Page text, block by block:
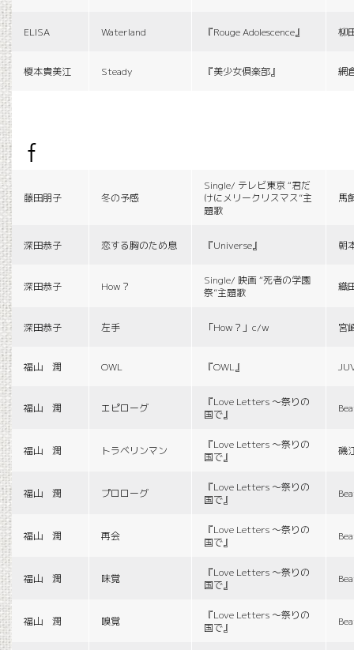
ELISA Waterland 『Rouge Adolescence』 柳
榎本貴美江 Steady 『美少女倶楽部』 網
f
藤田朋子 冬の予感
Single/ テレビ東京 “君だ
けにメリークリスマス”主
題歌
馬
深田恭子 恋する胸のため息 『Universe』 朝
深田恭子 How？
Single/ 映画 “死者の学園
祭”主題歌
織
深田恭子 左手 「How？」c/w 宮
福山 潤 OWL 『OWL』
福山 潤 エピローグ
『Love Letters 〜祭りの
国で』
福山 潤 トラベリンマン
『Love Letters 〜祭りの
国で』
磯
福山 潤 プロローグ
『Love Letters 〜祭りの
国で』
福山 潤 再会
『Love Letters 〜祭りの
国で』
福山 潤 味覚
『Love Letters 〜祭りの
国で』
福山 潤 嗅覚
『Love Letters 〜祭りの
国で』